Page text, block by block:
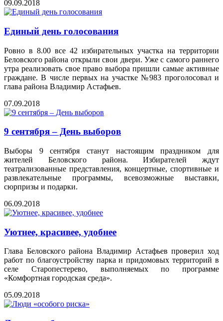
09.09.2018
Единый день голосования
Ровно в 8.00 все 42 избирательных участка на территории
Беловского района открыли свои двери. Уже с самого раннего
утра реализовать свое право выбора пришли самые активные
граждане. В числе первых на участке №983 проголосовал и
глава района Владимир Астафьев.
07.09.2018
9 сентября – День выборов
Выборы 9 сентября станут настоящим праздником для
жителей Беловского района. Избирателей ждут
театрализованные представления, концертные, спортивные и
развлекательные программы, всевозможные выставки,
сюрпризы и подарки.
06.09.2018
Уютнее, красивее, удобнее
Глава Беловского района Владимир Астафьев проверил ход
работ по благоустройству парка и придомовых территорий в
селе Старопестерево, выполняемых по программе
«Комфортная городская среда».
05.09.2018